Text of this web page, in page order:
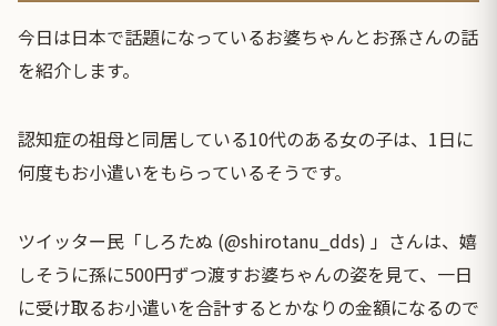
今日は日本で話題になっているお婆ちゃんとお孫さんの話
を紹介します。
認知症の祖母と同居している10代のある女の子は、1日に
何度もお小遣いをもらっているそうです。
ツイッター民「しろたぬ (@shirotanu_dds) 」さんは、嬉
しそうに孫に500円ずつ渡すお婆ちゃんの姿を見て、一日
に受け取るお小遣いを合計するとかなりの金額になるので